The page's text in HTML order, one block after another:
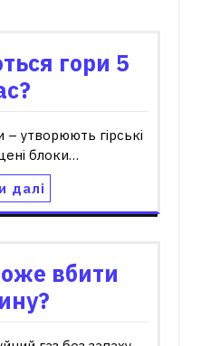
гори 5
– утворюють гірські
блоки…
далі
вбити